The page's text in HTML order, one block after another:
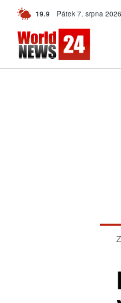
19.9 C Czech
Pátek 7. srpna 2026